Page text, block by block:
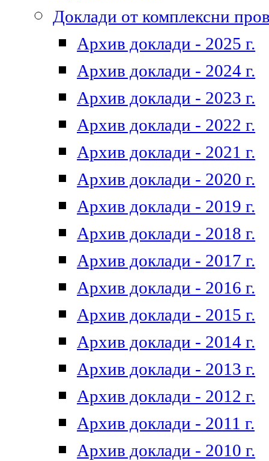
Доклади от комплексни
Архив доклади - 2025 г.
Архив доклади - 2024 г.
Архив доклади - 2023 г.
Архив доклади - 2022 г.
Архив доклади - 2021 г.
Архив доклади - 2020 г.
Архив доклади - 2019 г.
Архив доклади - 2018 г.
Архив доклади - 2017 г.
Архив доклади - 2016 г.
Архив доклади - 2015 г.
Архив доклади - 2014 г.
Архив доклади - 2013 г.
Архив доклади - 2012 г.
Архив доклади - 2011 г.
Архив доклади - 2010 г.